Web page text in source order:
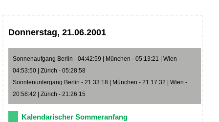
Donnerstag, 21.06.2001
Sonnenaufgang Berlin - 04:42:59 | München - 05:13:21 | Wien -
04:53:50 | Zürich - 05:28:58
Sonntenuntergang Berlin - 21:33:18 | München - 21:17:32 | Wien -
20:58:42 | Zürich - 21:26:15
Kalendarischer Sommeranfang